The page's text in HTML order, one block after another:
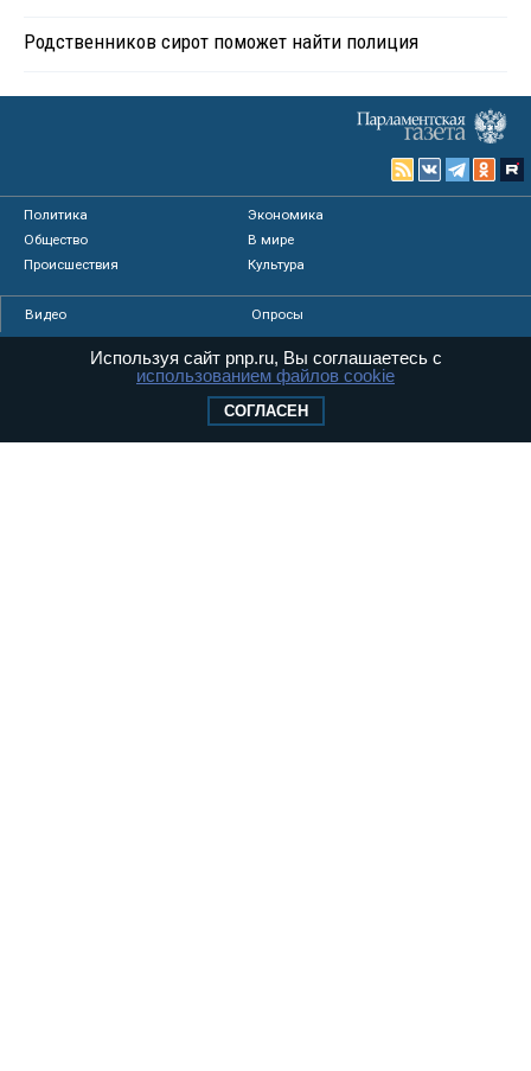
Родственников сирот поможет найти полиция
Политика
Экономика
Общество
В мире
Происшествия
Культура
Видео
Опросы
Фото
Персоны
Регионы
Интервью
Используя сайт pnp.ru, Вы соглашаетесь с
использованием файлов cookie
СОГЛАСЕН